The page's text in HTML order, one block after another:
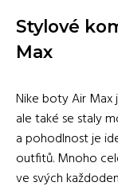
Stylové
Max
Nike boty Air Max
ale také se staly
a pohodlnost je
outfitů. Mnoho
ve svých